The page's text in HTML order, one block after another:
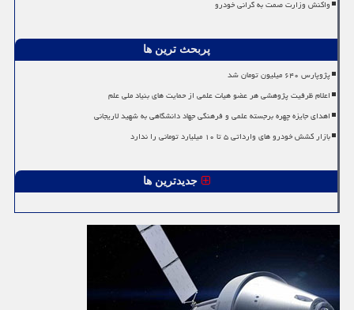
واکنش وزارت صمت به گرانی خودرو
پربحث ترین ها
پژوپارس ۶۴۰ میلیون تومان شد
اعلام ظرفیت پژوهشی هر عضو هیات علمی از حمایت های بنیاد ملی علم
اهدای جایزه چهره برجسته علمی و فرهنگی جهاد دانشگاهی به شهید لاریجانی
بازار کشش خودرو های وارداتی ۵ تا ۱۰ میلیارد تومانی را ندارد
جدیدترین ها